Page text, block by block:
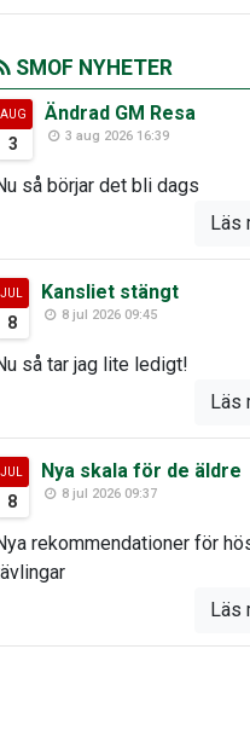
SMOF NYHETER
AUG
3
Ändrad GM Resa
3 aug 2026 16:39
så börjar det bli dags
Läs
JUL
8
Kansliet stängt
8 jul 2026 09:45
så tar jag lite ledigt!
Läs
JUL
8
Nya skala för de äldre
8 jul 2026 09:37
rekommendationer för
Läs